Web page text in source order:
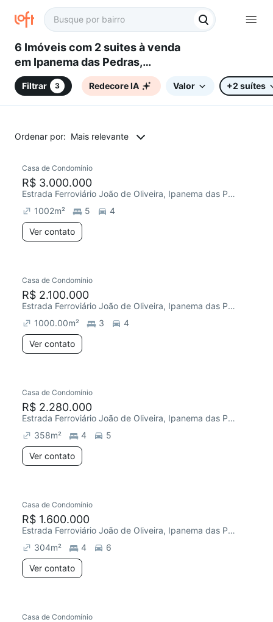
6 Imóveis com 2 suites à venda
em Ipanema das Pedras,
Sorocaba, SP
Filtrar 3 Redecore IA Valor +2 suítes
Ordenar por: Mais relevante
Casa de Condomínio
R$ 3.000.000
Estrada Ferroviário João de Oliveira, Ipanema das Pedras
1002m² 5
4
Ver contato
Casa de Condomínio
R$ 2.100.000
Estrada Ferroviário João de Oliveira, Ipanema das Pedras
1000.00m² 3
4
Ver contato
Casa de Condomínio
R$ 2.280.000
Estrada Ferroviário João de Oliveira, Ipanema das Pedras
358m² 4
5
Ver contato
Casa de Condomínio
R$ 1.600.000
Estrada Ferroviário João de Oliveira, Ipanema das Pedras
304m² 4
6
Ver contato
Casa de Condomínio